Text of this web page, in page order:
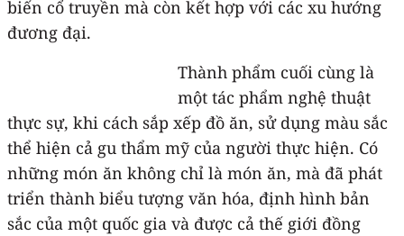
biến cổ truyền mà còn kết hợp với các xu hướng
đương đại.
Thành phẩm cuối cùng là
một tác phẩm nghệ thuật
thực sự, khi cách sắp xếp đồ ăn, sử dụng màu sắc
thể hiện cả gu thẩm mỹ của người thực hiện. Có
những món ăn không chỉ là món ăn, mà đã phát
triển thành biểu tượng văn hóa, định hình bản
sắc của một quốc gia và được cả thế giới đồng